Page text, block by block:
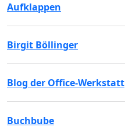
Aufklappen
Birgit Böllinger
Blog der Office-Werkstatt
Buchbube